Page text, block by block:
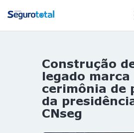
NOTÍCIAS
REVISTA
ESPECIAIS
GAIVOTA DE
Construção
legado marca
cerimônia de
da
CNseg